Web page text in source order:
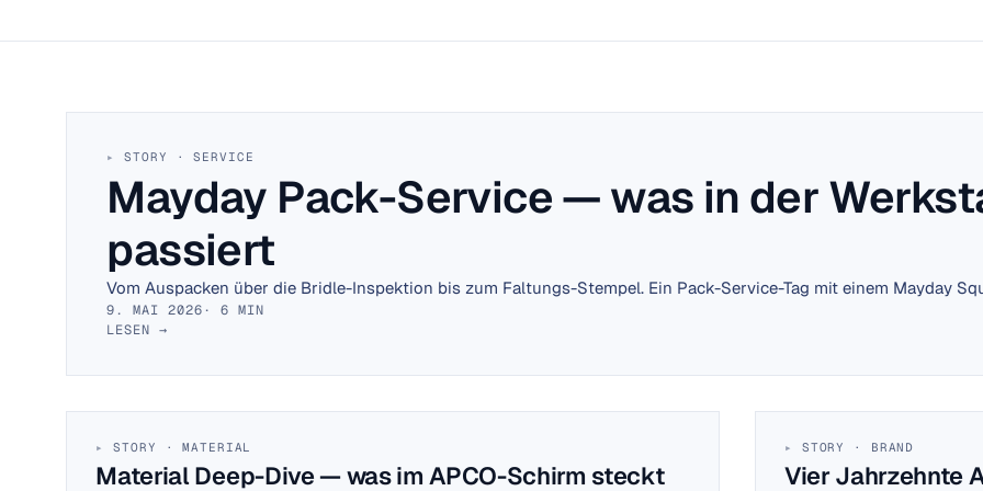
STORY · SERVICE
Mayday Pack-Service — was in der
passiert
Vom Auspacken über die Bridle-Inspektion bis zum Faltungs-Stempel. Ein Pack-Service-Tag mit einem Mayday
9. MAI 2026 · 6 MIN
LESEN →
STORY · MATERIAL
Material Deep-Dive — was im APCO-Schirm steckt
STORY · BRAND
Vier Jahrzehnte